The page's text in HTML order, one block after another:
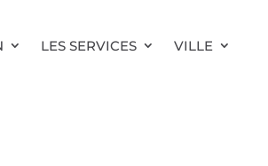
LES SERVICES VILLE